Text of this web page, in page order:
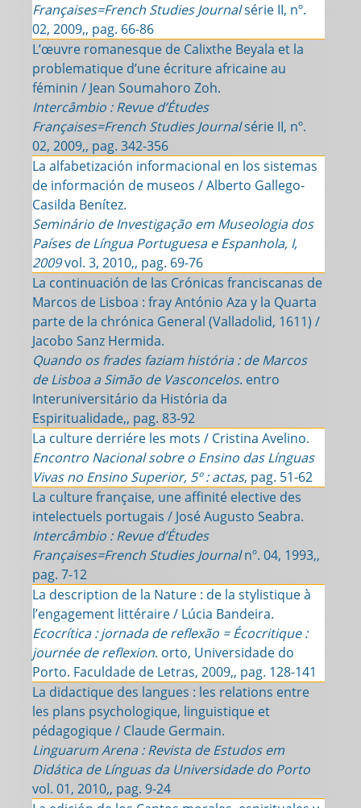
Françaises=French Studies Journalsérie II, nº.
02, 2009,, pag. 66-86
L’œuvre romanesque de Calixthe Beyala et la
problematique d’une écriture africaine au
féminin / Jean Soumahoro Zoh.
Intercâmbio : Revue d’Études
Françaises=French Studies Journalsérie II, nº.
02, 2009,, pag. 342-356
La alfabetización informacional en los sistemas
de información de museos / Alberto Gallego-
Casilda Benítez.
Seminário de Investigação em Museologia dos
Países de Língua Portuguesa e Espanhola, I,
2009vol. 3, 2010,, pag. 69-76
La continuación de las Crónicas franciscanas de
Marcos de Lisboa : fray António Aza y la Quarta
parte de la chrónica General (Valladolid, 1611) /
Jacobo Sanz Hermida.
Quando os frades faziam história : de Marcos
de Lisboa a Simão de Vasconcelos. entro
Interuniversitário da História da
Espiritualidade,, pag. 83-92
La culture derriére les mots / Cristina Avelino.
Encontro Nacional sobre o Ensino das Línguas
Vivas no Ensino Superior, 5º : actas, pag. 51-62
La culture française, une affinité elective des
intelectuels portugais / José Augusto Seabra.
Intercâmbio : Revue d’Études
Françaises=French Studies Journalnº. 04, 1993,,
pag. 7-12
La description de la Nature : de la stylistique à
l’engagement littéraire / Lúcia Bandeira.
Ecocrítica : jornada de reflexão = Écocritique :
journée de reflexion. orto, Universidade do
Porto. Faculdade de Letras, 2009,, pag. 128-141
La didactique des langues : les relations entre
les plans psychologique, linguistique et
pédagogique / Claude Germain.
Linguarum Arena : Revista de Estudos em
Didática de Línguas da Universidade do Porto
vol. 01, 2010,, pag. 9-24